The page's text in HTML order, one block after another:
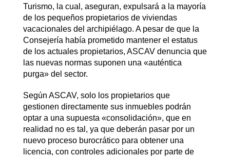
Turismo, la cual, aseguran, expulsará a la mayoría
de los pequeños propietarios de viviendas
vacacionales del archipiélago. A pesar de que la
Consejería había prometido mantener el estatus
de los actuales propietarios, ASCAV denuncia que
las nuevas normas suponen una «auténtica
purga» del sector.
Según ASCAV, solo los propietarios que
gestionen directamente sus inmuebles podrán
optar a una supuesta «consolidación», que en
realidad no es tal, ya que deberán pasar por un
nuevo proceso burocrático para obtener una
licencia, con controles adicionales por parte de